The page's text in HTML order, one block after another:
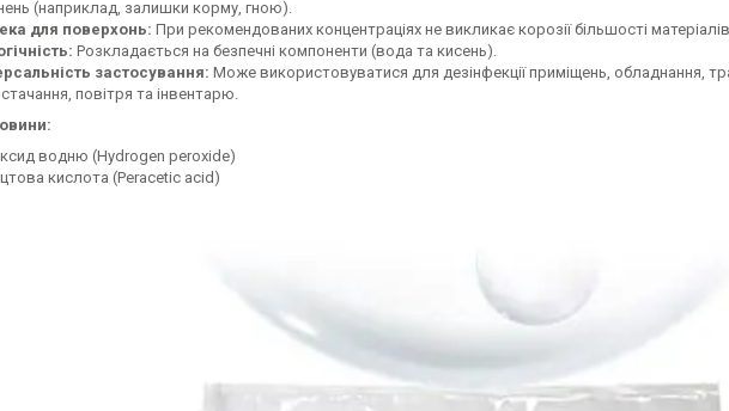
(наприклад, залишки корму, гною).
для поверхонь: При рекомендованих концентраціях не викликає корозії більшості
Розкладається на безпечні компоненти (вода та кисень).
застосування: Може використовуватися для дезінфекції приміщень, обладнання,
повітря та інвентарю.
водню (Hydrogen peroxide)
кислота (Peracetic acid)